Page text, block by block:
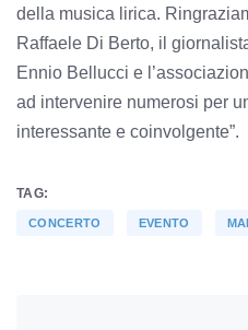
della musica lirica.
Raffaele Di Berto, il
Ennio Bellucci e
ad intervenire numerosi per
interessante e coinvolgente”.
TAG:
CONCERTO EVENTO